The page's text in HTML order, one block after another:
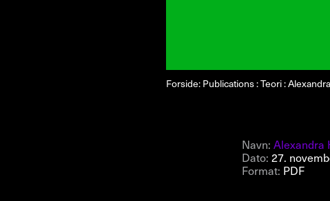
Forside: Publications : Teori :
Navn:Alexandra
Dato:27.
Format: PDF